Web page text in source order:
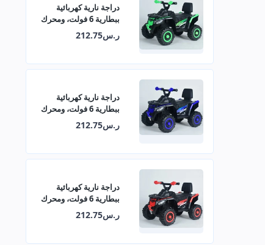
دراجة نارية كهربائية
ببطارية 6 فولت، ومحرك
380 مع موسيقى وأضواء
تعليمية 29-909
ر.س212.75
دراجة نارية كهربائية
ببطارية 6 فولت، ومحرك
380 مع موسيقى وأضواء
تعليمية 29-909
ر.س212.75
دراجة نارية كهربائية
ببطارية 6 فولت، ومحرك
380 مع موسيقى وأضواء
تعليمية 29-909
ر.س212.75